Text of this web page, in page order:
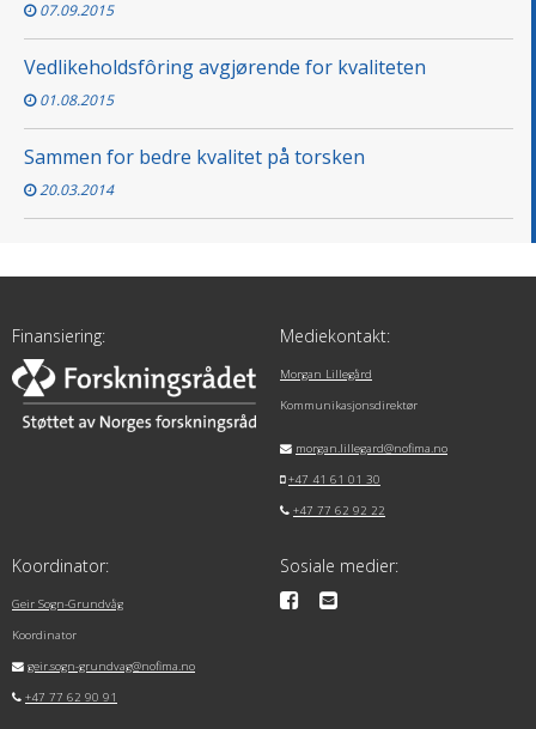
07.09.2015
Vedlikeholdsfôring avgjørende for kvaliteten
01.08.2015
Sammen for bedre kvalitet på torsken
20.03.2014
Finansiering: Mediekontakt:
Morgan Lillegård
Kommunikasjonsdirektør
morgan.lillegard@nofima.no
+47 41 61 01 30
+47 77 62 92 22
Koordinator:
Geir Sogn-Grundvåg
Koordinator
geir.sogn-grundvag@nofima.no
+47 77 62 90 91
Sosiale medier: